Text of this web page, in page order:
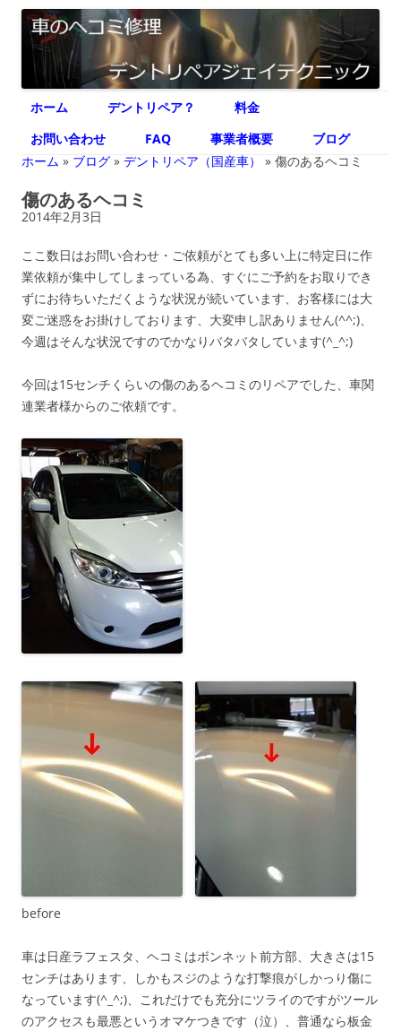
デントリペア ジェイテクニック
車のヘコミ修理専門 神奈川県横浜市 デントリペア ジェイテクニック
ン
ツ
へ
ス
ホーム デントリペア？
料金
お問い合わせ
FAQ 事業者概要
ブログ
ホーム » ブログ » デントリペア（国産車） » 傷のあるヘコミ
傷のあるヘコミ
2014年2月3日
ここ数日はお問い合わせ・ご依頼がとても多い上に特定日に作
業依頼が集中してしまっている為、すぐにご予約をお取りでき
ずにお待ちいただくような状況が続いています、お客様には大
変ご迷惑をお掛けしております、大変申し訳ありません(^^;)、
今週はそんな状況ですのでかなりバタバタしています(^_^;)
今回は15センチくらいの傷のあるヘコミのリペアでした、車関
連業者様からのご依頼です。
before
車は日産ラフェスタ、ヘコミはボンネット前方部、大きさは15
センチはあります、しかもスジのような打撃痕がしかっり傷に
なっています(^_^;)、これだけでも充分にツライのですがツール
のアクセスも最悪というオマケつきです（泣）、普通なら板金